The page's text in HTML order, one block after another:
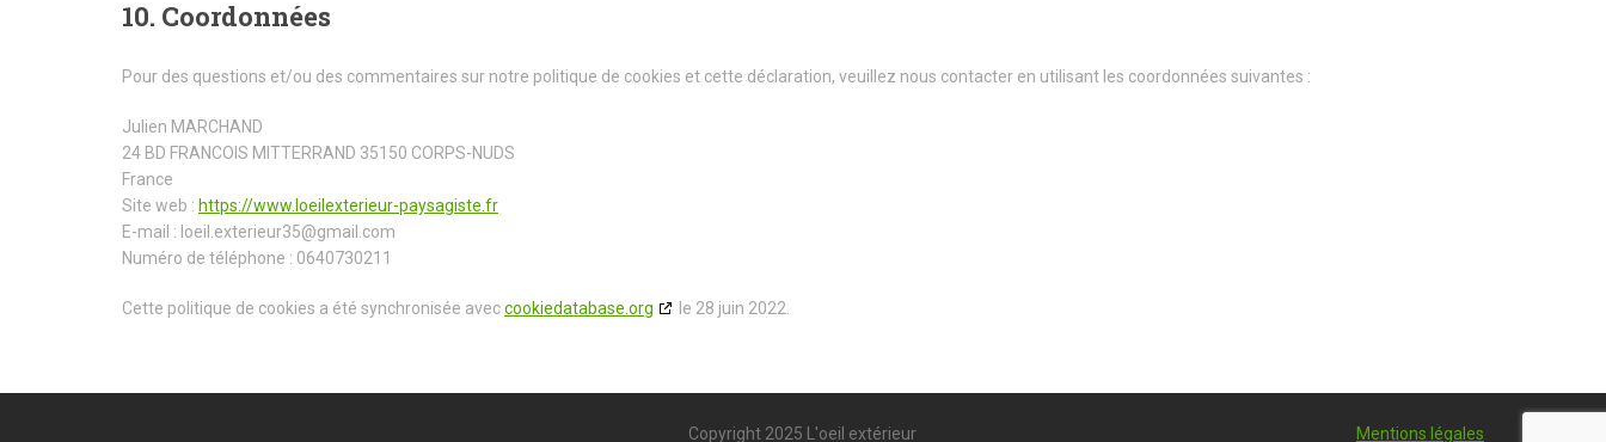
10. Coordonnées
Pour des questions et/ou des commentaires sur notre politique de cookies et cette déclaration, veuillez nous contacter en utilisant les coordonnées suivantes :
Julien MARCHAND
24 BD FRANCOIS MITTERRAND 35150 CORPS-NUDS
France
Site web : https://www.loeilexterieur-paysagiste.fr
E-mail : loeil.exterieur35@gmail.com
Numéro de téléphone : 0640730211
Cette politique de cookies a été synchronisée aveccookiedatabase.org le 28 juin 2022.
Copyright 2025 L'oeil extérieur Mentions légales